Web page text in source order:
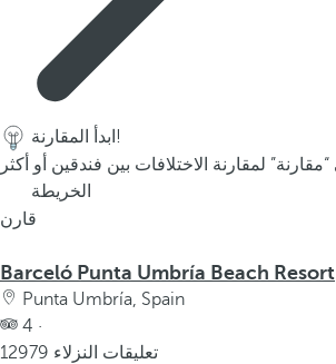
ابدأ المقارنة!
الخريطة
قارن
Barceló Punta Umbría Beach Resort
Punta Umbría, Spain
4 ·
12979 تعليقات النزلاء